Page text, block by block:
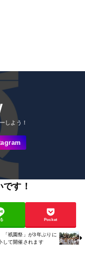
す！
Pocket
「祇園祭」が3年ぶりに
して開催されます